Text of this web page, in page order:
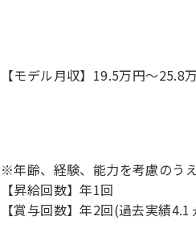
【モデル月収】19.5万円〜25.8
※年齢、経験、能力を考慮のう
【昇給回数】年1回
【賞与回数】年2回(過去実績4.1